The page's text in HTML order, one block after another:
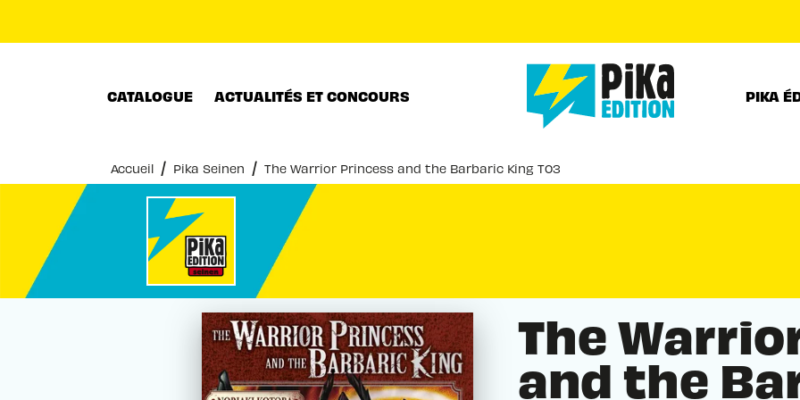
CATALOGUE ACTUALITÉS ET CONCOURS PIKA
Accueil / Pika Seinen / The Warrior Princess and the Barbaric King T03
The
and the